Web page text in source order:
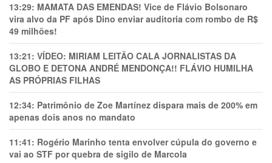
13:29: MAMATA DAS EMENDAS! Vice de Flávio Bolsonaro
vira alvo da PF após Dino enviar auditoria com rombo de R$
49 milhões!
13:21: VÍDEO: MIRIAM LEITÃO CALA JORNALISTAS DA
GLOBO E DETONA ANDRÉ MENDONÇA!! FLÁVIO HUMILHA
AS PRÓPRIAS FILHAS
12:34: Patrimônio de Zoe Martínez dispara mais de 200% em
apenas dois anos no mandato
11:41: Rogério Marinho tenta envolver cúpula do governo e
vai ao STF por quebra de sigilo de Marcola